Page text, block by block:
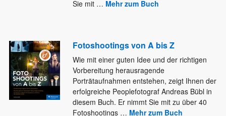
Sie mit … Mehr zum Buch
Fotoshootings von A bis Z
Wie mit einer guten Idee und der richtigen
Vorbereitung herausragende
Porträtaufnahmen entstehen, zeigt Ihnen der
erfolgreiche Peoplefotograf Andreas Bübl in
diesem Buch. Er nimmt Sie mit zu über 40
Fotoshootings … Mehr zum Buch